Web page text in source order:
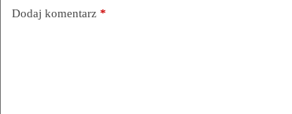
Dodaj komentarz *